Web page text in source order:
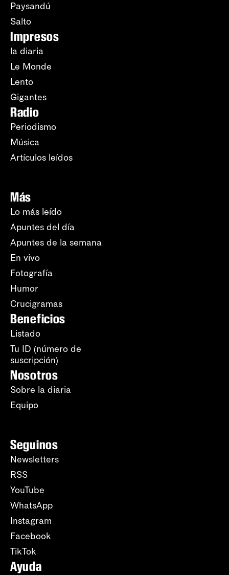
Paysandú
Salto
Impresos
la diaria
Le Monde
Lento
Gigantes
Radio
Periodismo
Música
Artículos leídos
Más
Lo más leído
Apuntes del día
Apuntes de la semana
En vivo
Fotografía
Humor
Crucigramas
Beneficios
Listado
Tu ID (número de
suscripción)
Nosotros
Sobre la diaria
Equipo
Seguinos
Newsletters
RSS
YouTube
WhatsApp
Instagram
Facebook
TikTok
Ayuda